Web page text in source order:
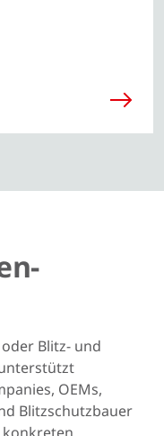
Blitz- und
OEMs,
Blitzschutzbauer